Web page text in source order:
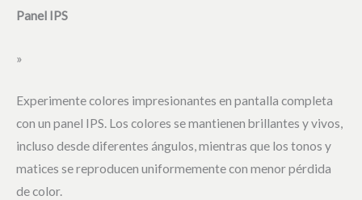
Panel IPS
»
Experimente colores impresionantes en pantalla completa
con un panel IPS. Los colores se mantienen brillantes y vivos,
incluso desde diferentes ángulos, mientras que los tonos y
matices se reproducen uniformemente con menor pérdida
de color.